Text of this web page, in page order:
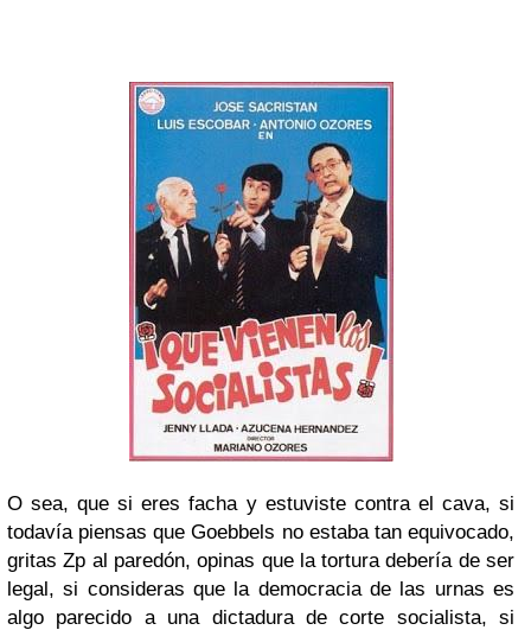
O sea, que si eres facha y estuviste contra el cava, si
todavía piensas que Goebbels no estaba tan equivocado,
gritas Zp al paredón, opinas que la tortura debería de ser
legal, si consideras que la democracia de las urnas es
algo parecido a una dictadura de corte socialista, si